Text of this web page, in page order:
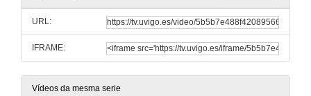
URL:
IFRAME:
Vídeos da mesma serie
10 de xuño de 2009
Deseño, Síntese e Caracterización de Novos Compostos con Actividade Biolóxica.